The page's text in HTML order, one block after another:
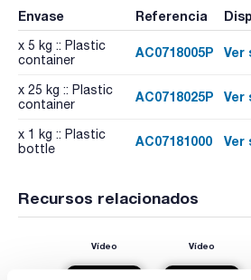
Envase Referencia
x 5 kg :: Plastic
container
AC0718005P Ver
x 25 kg :: Plastic
container
AC0718025P Ver
x 1 kg :: Plastic
bottle
AC07181000 Ver
Recursos relacionados
Vídeo Vídeo